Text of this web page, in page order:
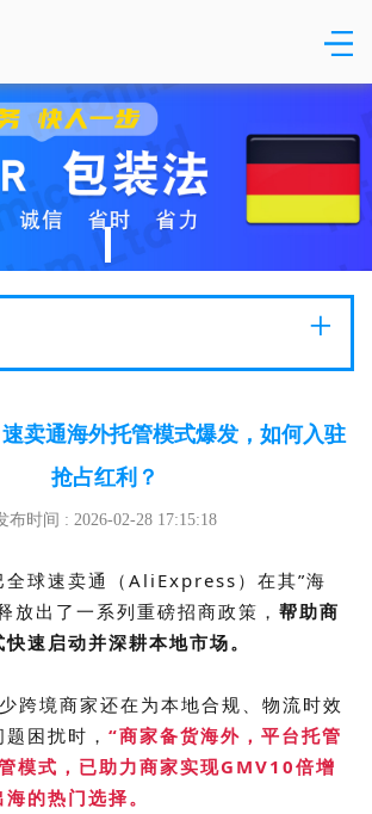
+
卖通海外托管模式爆发，如何入驻
抢占红利？
布时间 : 2026-02-28 17:15:18
全球速卖通（AliExpress）在其”海
放出了一系列重磅招商政策， 帮助商
速启动并深耕本地市场。
跨境商家还在为本地合规、物流时效
困扰时， “商家备货海外，平台托管
模式，已助力商家实现GMV10倍增
的热门选择。